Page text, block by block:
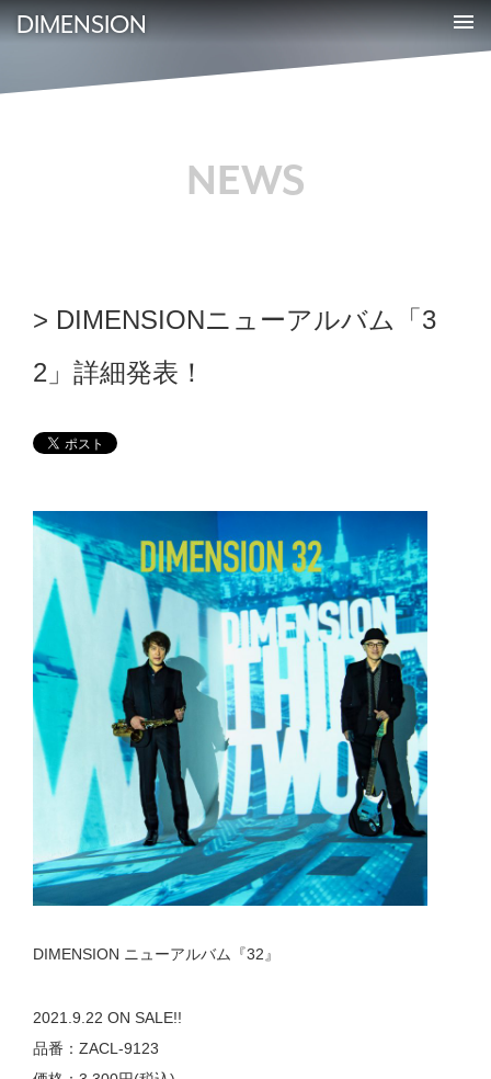
DIMENSION
NEWS
DIMENSIONニューアルバム「3
2」詳細発表！
DIMENSION ニューアルバム『32』
2021.9.22 ON SALE!!
品番：ZACL-9123